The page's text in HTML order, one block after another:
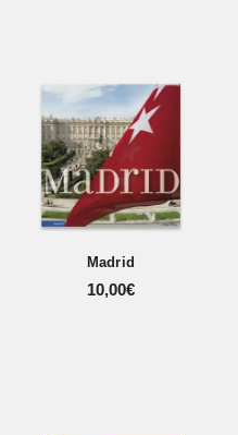
Madrid
10,00€